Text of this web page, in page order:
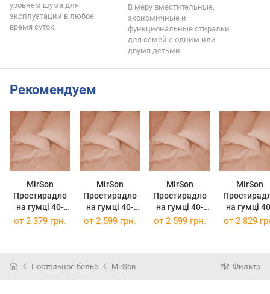
уровнем шума для
эксплуатации в любое
время суток.
В меру вместительные,
экономичные и
функциональные стиралки
для семей с одним или
двумя детьми.
Рекомендуем
MirSon
Простирадло
на гумці 40-
0013 "Jennifer"
MirSon
Простирадло
на гумці 40-
0013 "Jennifer"
MirSon
Простирадло
на гумці 40-
0013 "Jennifer"
MirSon
на гумці 40-
0013
от 2 379 грн. от 2 599 грн. от 2 599 грн. от 2 829
Постельное белье MirSon Фильтр